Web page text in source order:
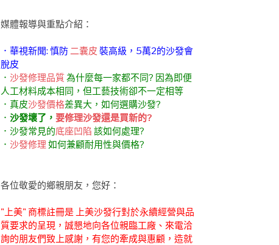
媒體報導與重點介紹：
．華視新聞: 慎防二囊皮 裝高級，5萬2的沙發會
脫皮
． 沙發修理品質為什麼每一家都不同? 因為即便
人工材料成本相同，但工藝技術卻不一定相等
．真皮沙發價格差異大，如何選購沙發?
． 沙發壞了， 要修理沙發還是買新的?
．沙發常見的底座凹陷 該如何處理?
． 沙發修理 如何兼顧耐用性與價格?
各位敬愛的鄉親朋友，您好：
"上美" 商標註冊是 上美沙發行對於永續經營與品
質要求的呈現，誠懇地向各位親臨工廠、來電洽
詢的朋友們致上感謝，有您的牽成與惠顧，造就